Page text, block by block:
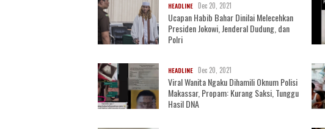
HEADLINE Dec 20, 2021
Ucapan Habib Bahar Dinilai Melecehkan
Presiden Jokowi, Jenderal Dudung, dan
Polri
HEADLINE Dec 20, 2021
Viral Wanita Ngaku Dihamili Oknum Polisi
Makassar, Propam: Kurang Saksi, Tunggu
Hasil DNA